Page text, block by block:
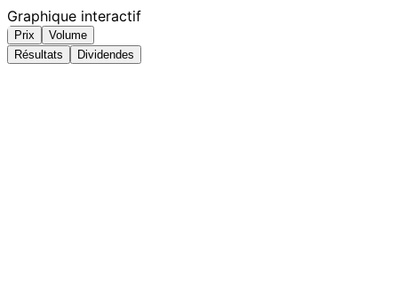
Graphique interactif
Prix
Volume
Résultats
Dividendes